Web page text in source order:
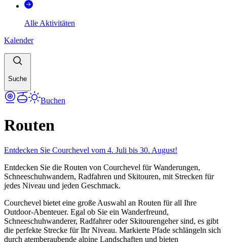
Alle Aktivitäten
Kalender
Suche
Buchen
Routen
Entdecken Sie Courchevel vom 4. Juli bis 30. August!
Entdecken Sie die Routen von Courchevel für Wanderungen,
Schneeschuhwandern, Radfahren und Skitouren, mit Strecken für
jedes Niveau und jeden Geschmack.
Courchevel bietet eine große Auswahl an Routen für all Ihre
Outdoor-Abenteuer. Egal ob Sie ein Wanderfreund,
Schneeschuhwanderer, Radfahrer oder Skitourengeher sind, es gibt
die perfekte Strecke für Ihr Niveau. Markierte Pfade schlängeln sich
durch atemberaubende alpine Landschaften und bieten